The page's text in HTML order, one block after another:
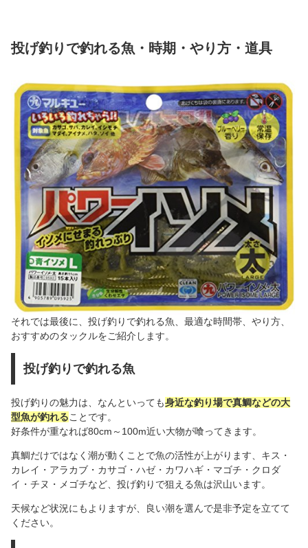
投げ釣りで釣れる魚・時期・やり方・道具
それでは最後に、投げ釣りで釣れる魚、最適な時間帯、やり方、
おすすめのタックルをご紹介します。
投げ釣りで釣れる魚
投げ釣りの魅力は、なんといっても身近な釣り場で真鯛などの大
型魚が釣れることです。
好条件が重なれば80cm～100m近い大物が喰ってきます。
真鯛だけではなく潮が動くことで魚の活性が上がります、キス・
カレイ・アラカブ・カサゴ・ハゼ・カワハギ・マゴチ・クロダ
イ・チヌ・メゴチなど、投げ釣りで狙える魚は沢山います。
天候など状況にもよりますが、良い潮を選んで是非予定を立てて
ください。